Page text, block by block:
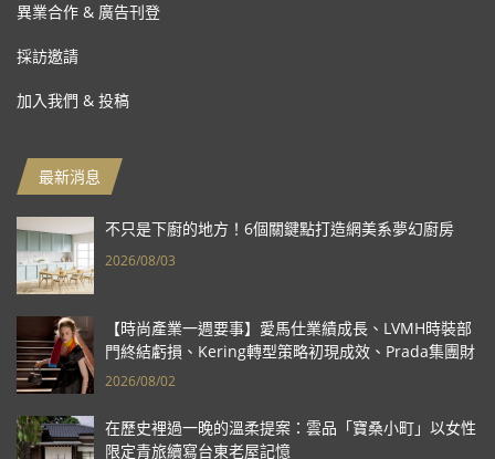
異業合作 & 廣告刊登
採訪邀請
加入我們 & 投稿
最新消息
不只是下廚的地方！6個關鍵點打造網美系夢幻廚房
2026/08/03
【時尚產業一週要事】愛馬仕業績成長、LVMH時裝部
門終結虧損、Kering轉型策略初現成效、Prada集團財
報亮眼
2026/08/02
在歷史裡過一晚的溫柔提案：雲品「寶桑小町」以女性
限定青旅續寫台東老屋記憶